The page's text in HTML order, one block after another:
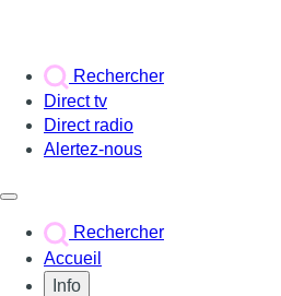
Rechercher
Direct tv
Direct radio
Alertez-nous
Rechercher
Accueil
Info